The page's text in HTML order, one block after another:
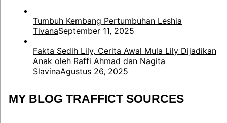
Tumbuh Kembang Pertumbuhan Leshia
TivanaSeptember 11, 2025
Fakta Sedih Lily, Cerita Awal Mula Lily Dijadikan
Anak oleh Raffi Ahmad dan Nagita
SlavinaAgustus 26, 2025
MY BLOG TRAFFICT SOURCES